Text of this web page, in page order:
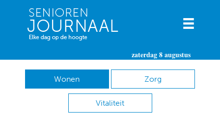
zaterdag 8 augustus
Wonen Zorg
Vitaliteit